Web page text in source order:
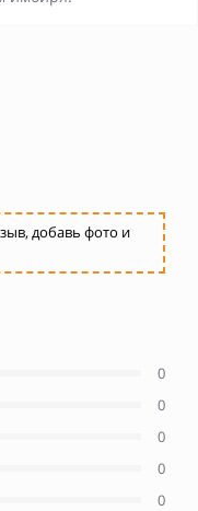
добавь фото и
0
0
0
0
0